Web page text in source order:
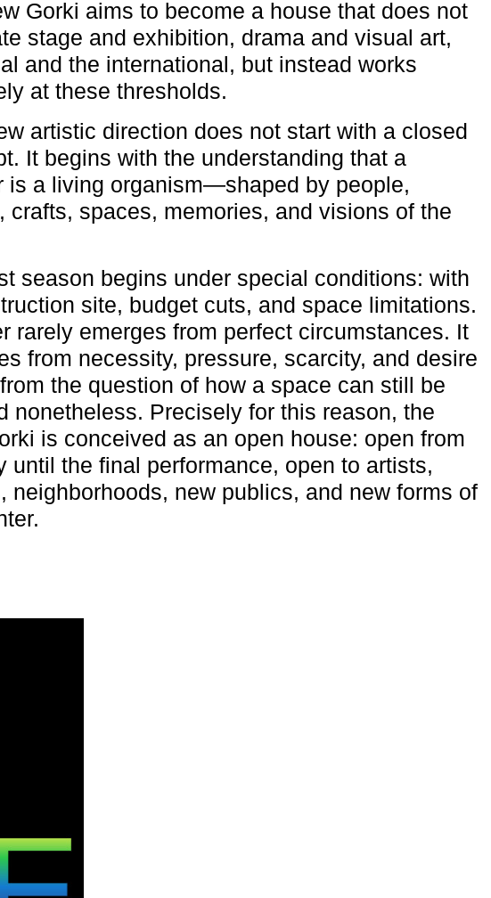
Gorki aims to become a house that does not
stage and exhibition, drama and visual art,
and the international, but instead works
at these thresholds.
artistic direction does not start with a closed
It begins with the understanding that a
is a living organism—shaped by people,
crafts, spaces, memories, and visions of the
season begins under special conditions: with
site, budget cuts, and space limitations.
rarely emerges from perfect circumstances. It
from necessity, pressure, scarcity, and desire
the question of how a space can still be
nonetheless. Precisely for this reason, the
is conceived as an open house: open from
until the final performance, open to artists,
neighborhoods, new publics, and new forms of